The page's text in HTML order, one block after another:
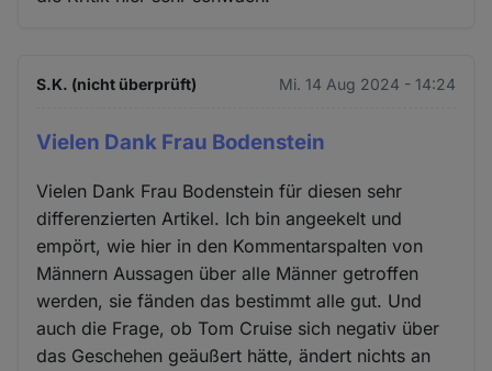
S.K. (nicht überprüft) Mi. 14 Aug 2024 - 14:24
Vielen Dank Frau Bodenstein
Vielen Dank Frau Bodenstein für diesen sehr
differenzierten Artikel. Ich bin angeekelt und
empört, wie hier in den Kommentarspalten von
Männern Aussagen über alle Männer getroffen
werden, sie fänden das bestimmt alle gut. Und
auch die Frage, ob Tom Cruise sich negativ über
das Geschehen geäußert hätte, ändert nichts an